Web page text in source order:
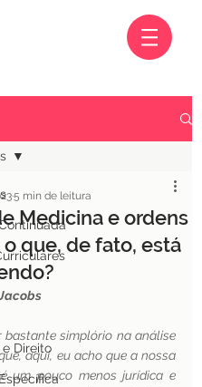
Direito
Medicina e ordens
o que, de fato, está
5 min de leitura
bastante simplório na análise
aqui, eu acho que a nossa
um pouco menos jurídica e